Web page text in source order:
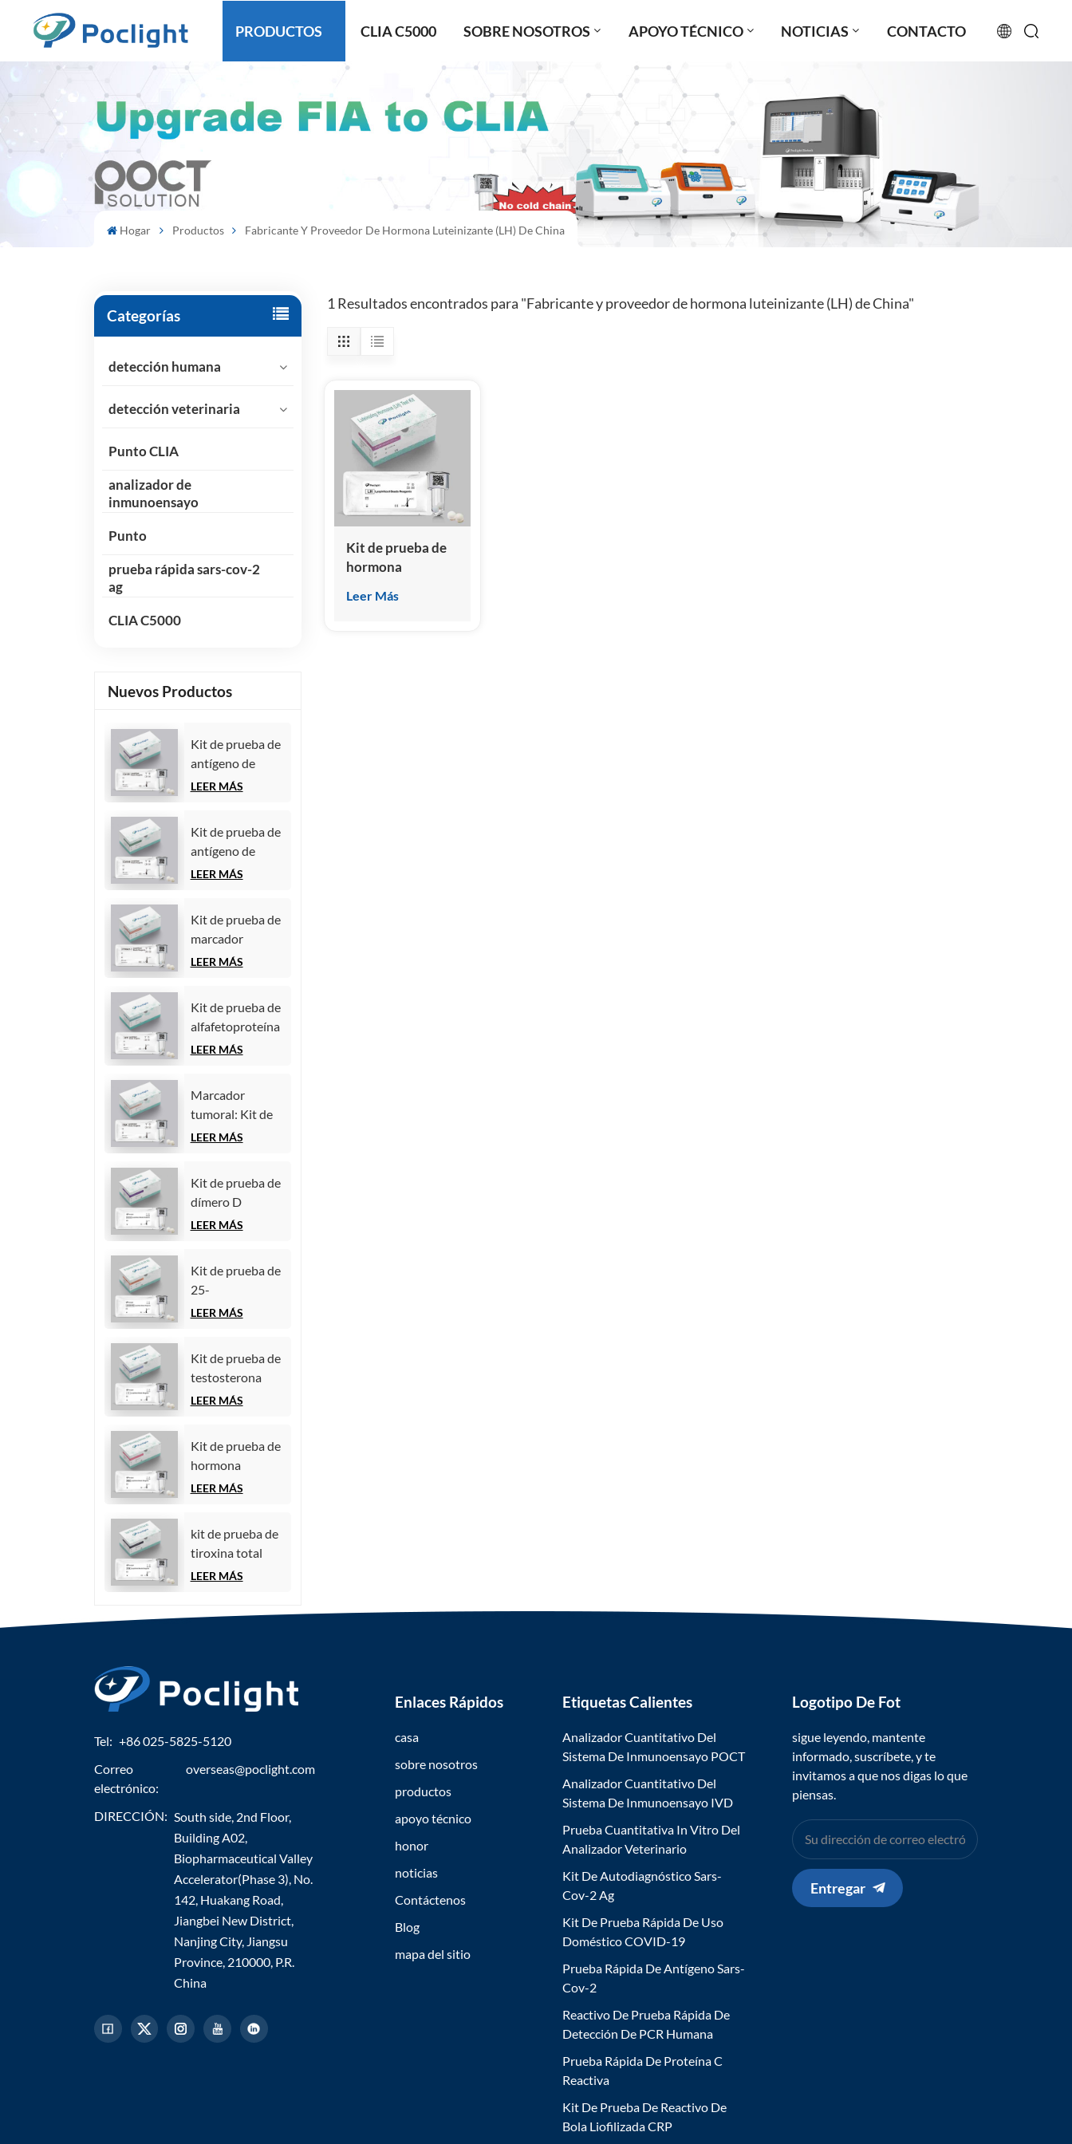
PRODUCTOS CLIA C5000 SOBRE NOSOTROS APOYO TÉCNICO NOTICIAS CONTACTO
русский
español
Hogar Productos Fabricante Y Proveedor De Hormona Luteinizante (LH) De China
Categorías
detección humana
detección veterinaria
Punto CLIA
analizador de
inmunoensayo
Punto
prueba rápida sars-cov-2
ag
CLIA C5000
Nuevos Productos
Kit de prueba de
antígeno de
carbohidratos
de
quimioluminiscencia
homogénea)
LEER MÁS
Kit de prueba de
antígeno de
carbohidratos
de
quimioluminiscencia
homogénea)
LEER MÁS
Kit de prueba de
marcador
tumoral
citoqueratina 19)
(inmunoensayo
de
homogénea)
LEER MÁS
Kit de prueba de
alfafetoproteína
(AFP) (marcador
de
quimioluminiscencia
homogénea)
LEER MÁS
Marcador
tumoral: Kit de
prueba de
(CEA)
(inmunoensayo
de
homogénea)
LEER MÁS
Kit de prueba de
dímero D
(inmunoensayo
homogénea)
LEER MÁS
Kit de prueba de
25-
hidroxivitamina
de
quimioluminiscencia
homogénea))
LEER MÁS
Kit de prueba de
testosterona
(inmunoensayo
LEER MÁS
Kit de prueba de
hormona
estimulante del
LEER MÁS
kit de prueba de
tiroxina total
(TT4)
LEER MÁS
1 Resultados encontrados para "Fabricante y proveedor de hormona luteinizante (LH) de China"
Kit de prueba de
hormona
(inmunoensayo de
Leer Más
Tel: +86 025-5825-5120
Correo
electrónico:
overseas@poclight.com
DIRECCIÓN: South side, 2nd Floor,
Building A02,
Biopharmaceutical Valley
Accelerator(Phase 3), No.
142, Huakang Road,
Jiangbei New District,
Nanjing City, Jiangsu
Province, 210000, P.R.
China
Enlaces Rápidos
casa
sobre nosotros
productos
apoyo técnico
honor
noticias
Contáctenos
Blog
mapa del sitio
Etiquetas Calientes
Analizador Cuantitativo Del
Sistema De Inmunoensayo POCT
Analizador Cuantitativo Del
Sistema De Inmunoensayo IVD
Prueba Cuantitativa In Vitro Del
Analizador Veterinario
Kit De Autodiagnóstico Sars-
Cov-2 Ag
Kit De Prueba Rápida De Uso
Doméstico COVID-19
Prueba Rápida De Antígeno Sars-
Cov-2
Reactivo De Prueba Rápida De
Detección De PCR Humana
Prueba Rápida De Proteína C
Reactiva
Kit De Prueba De Reactivo De
Bola Liofilizada CRP
Logotipo De Fot
sigue leyendo, mantente
informado, suscríbete, y te
invitamos a que nos digas lo que
piensas.
Entregar